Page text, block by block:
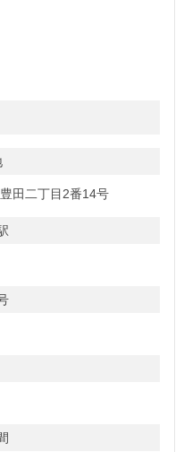
田二丁目2番14号